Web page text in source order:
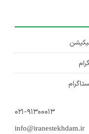
۰۲۱-۹۱۳۰۰۰۱۳
info@iranestekhdam.ir